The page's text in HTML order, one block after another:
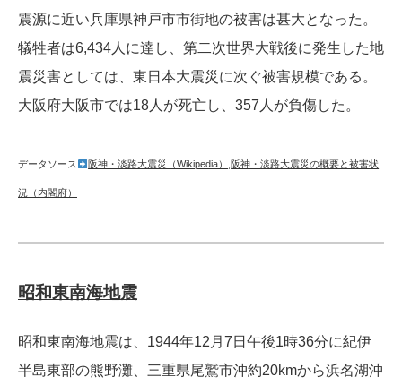
震源に近い兵庫県神戸市市街地の被害は甚大となった。
犠牲者は6,434人に達し、第二次世界大戦後に発生した地
震災害としては、東日本大震災に次ぐ被害規模である。
大阪府大阪市では18人が死亡し、357人が負傷した。
データソース 阪神・淡路大震災（Wikipedia） ,阪神・淡路大震災の概要と被害状
況（内閣府）
昭和東南海地震
昭和東南海地震は、1944年12月7日午後1時36分に紀伊
半島東部の熊野灘、三重県尾鷲市沖約20kmから浜名湖沖